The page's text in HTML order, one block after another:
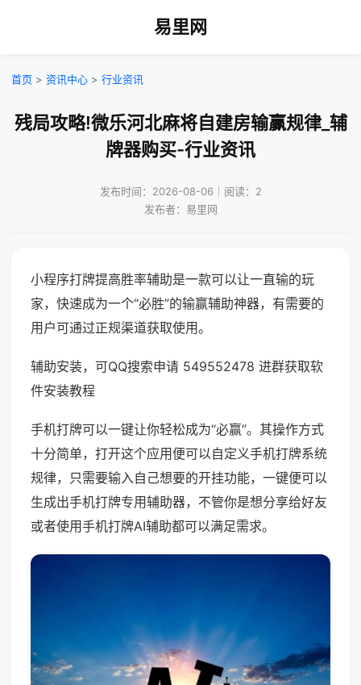
易里网
首页 > 资讯中心 > 行业资讯
残局攻略!微乐河北麻将自建房输赢规律_辅
牌器购买-行业资讯
发布时间：2026-08-06｜阅读：2
发布者：易里网
小程序打牌提高胜率辅助是一款可以让一直输的玩
家，快速成为一个“必胜”的输赢辅助神器，有需要的
用户可通过正规渠道获取使用。
辅助安装，可QQ搜索申请 549552478 进群获取软
件安装教程
手机打牌可以一键让你轻松成为“必赢”。其操作方式
十分简单，打开这个应用便可以自定义手机打牌系统
规律，只需要输入自己想要的开挂功能，一键便可以
生成出手机打牌专用辅助器，不管你是想分享给好友
或者使用手机打牌AI辅助都可以满足需求。